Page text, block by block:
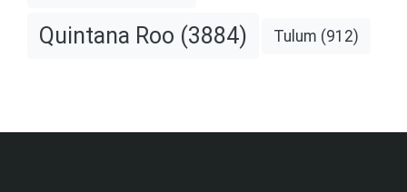
Quintana Roo (3884) Tulum (912)